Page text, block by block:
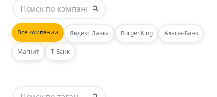
Все компании Яндекс Лавка Burger King Альфа-Банк
Магнит Т-Банк